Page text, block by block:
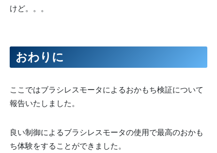
けど。。。
おわりに
ここではブラシレスモータによるおかもち検証について
報告いたしました。
良い制御によるブラシレスモータの使用で最高のおかも
ち体験をすることができました。